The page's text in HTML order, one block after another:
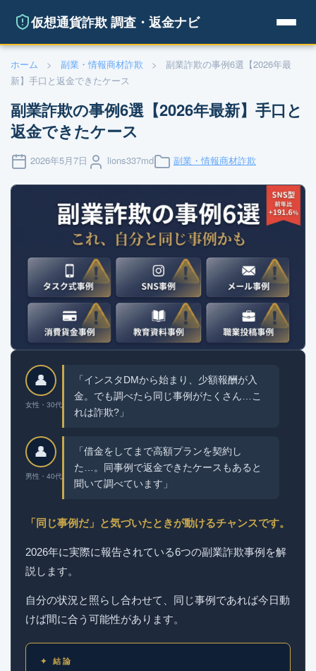
仮想通貨詐欺 調査・返金ナビ
ホーム > 副業・情報商材詐欺 >
副業詐欺の事例6選【2026年最
新】手口と返金できたケース
副業詐欺の事例6選【2026年最新】手口と
返金できたケース
2026年5月7日 lions337md 副業・情報商材詐欺
👤
女性・30代
「インスタDMから始まり、少額報酬が入
金。でも調べたら同じ事例がたくさん…こ
れは詐欺?」
👤
男性・40代
「借金をしてまで高額プランを契約し
た…。同事例で返金できたケースもあると
聞いて調べています」
「同じ事例だ」と気づいたときが動けるチャンスです。
2026年に実際に報告されている6つの副業詐欺事例を解
説します。
自分の状況と照らし合わせて、同じ事例であれば今日動
けば間に合う可能性があります。
✦ 結論